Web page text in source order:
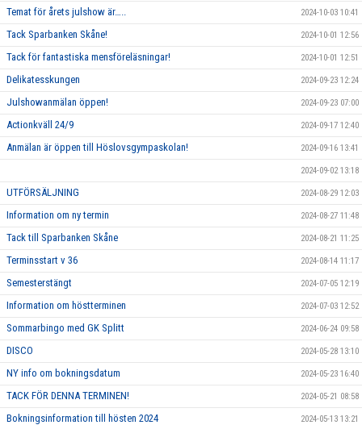
Temat för årets julshow är….. 2024-10-03 10:41
Tack Sparbanken Skåne! 2024-10-01 12:56
Tack för fantastiska mensföreläsningar! 2024-10-01 12:51
Delikatesskungen 2024-09-23 12:24
Julshowanmälan öppen! 2024-09-23 07:00
Actionkväll 24/9 2024-09-17 12:40
Anmälan är öppen till Höslovsgympaskolan! 2024-09-16 13:41
2024-09-02 13:18
UTFÖRSÄLJNING 2024-08-29 12:03
Information om ny termin 2024-08-27 11:48
Tack till Sparbanken Skåne 2024-08-21 11:25
Terminsstart v 36 2024-08-14 11:17
Semesterstängt 2024-07-05 12:19
Information om höstterminen 2024-07-03 12:52
Sommarbingo med GK Splitt 2024-06-24 09:58
DISCO 2024-05-28 13:10
NY info om bokningsdatum 2024-05-23 16:40
TACK FÖR DENNA TERMINEN! 2024-05-21 08:58
Bokningsinformation till hösten 2024 2024-05-13 13:21